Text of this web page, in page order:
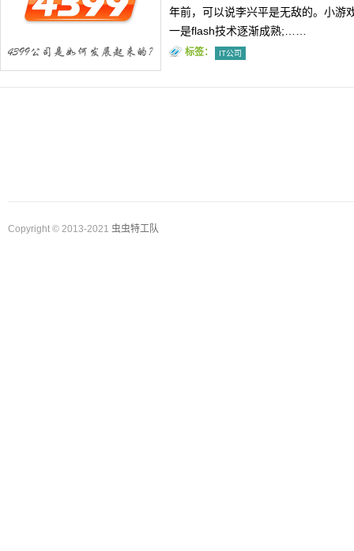
年前，可以说李兴平是无敌的。小游
一是flash技术逐渐成熟;……
标签： IT公司
Copyright © 2013-2021 虫虫特工队